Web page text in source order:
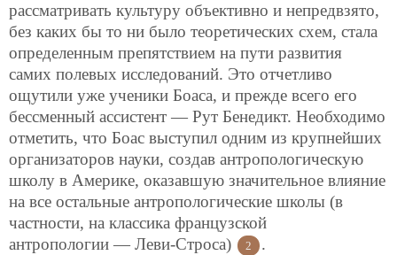
рассматривать культуру объективно и непредвзято,
без каких бы то ни было теоретических схем, стала
определенным препятствием на пути развития
самих полевых исследований. Это отчетливо
ощутили уже ученики Боаса, и прежде всего его
бессменный ассистент — Рут Бенедикт. Необходимо
отметить, что Боас выступил одним из крупнейших
организаторов науки, создав антропологическую
школу в Америке, оказавшую значительное влияние
на все остальные антропологические школы (в
частности, на классика французской
антропологии — Леви-Строса)
2 .